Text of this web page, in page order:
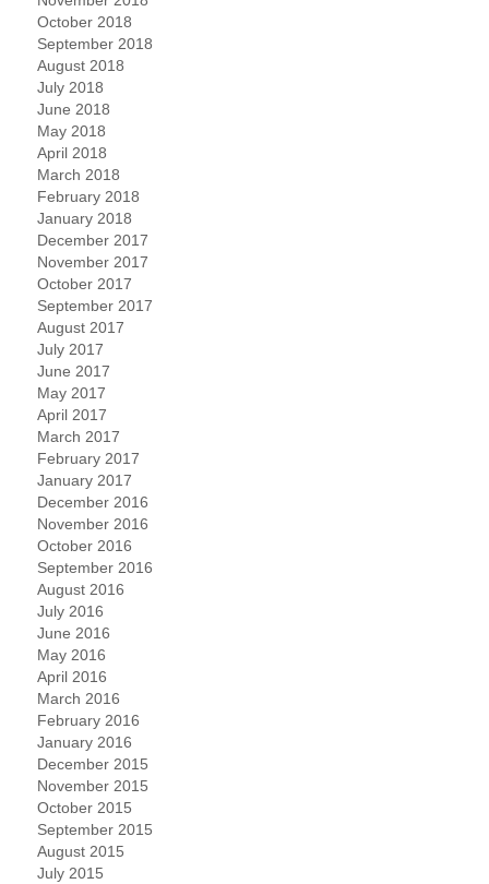
October 2018
September 2018
August 2018
July 2018
June 2018
May 2018
April 2018
March 2018
February 2018
January 2018
December 2017
November 2017
October 2017
September 2017
August 2017
July 2017
June 2017
May 2017
April 2017
March 2017
February 2017
January 2017
December 2016
November 2016
October 2016
September 2016
August 2016
July 2016
June 2016
May 2016
April 2016
March 2016
February 2016
January 2016
December 2015
November 2015
October 2015
September 2015
August 2015
July 2015